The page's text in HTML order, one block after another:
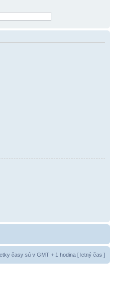
časy sú v GMT + 1 hodina [ letný čas ]